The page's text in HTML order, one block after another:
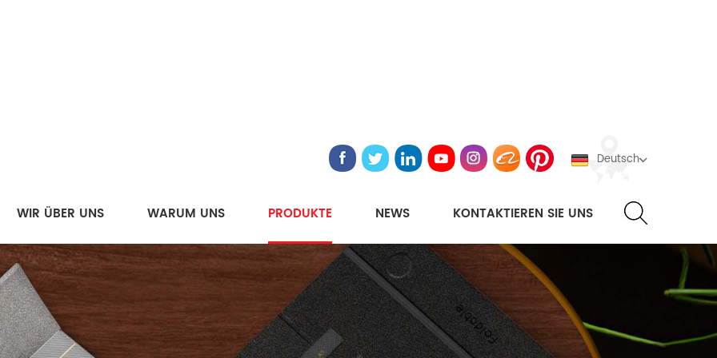
Deutsch
WIR ÜBER UNS WARUM UNS PRODUKTE NEWS KONTAKTIEREN SIE UNS